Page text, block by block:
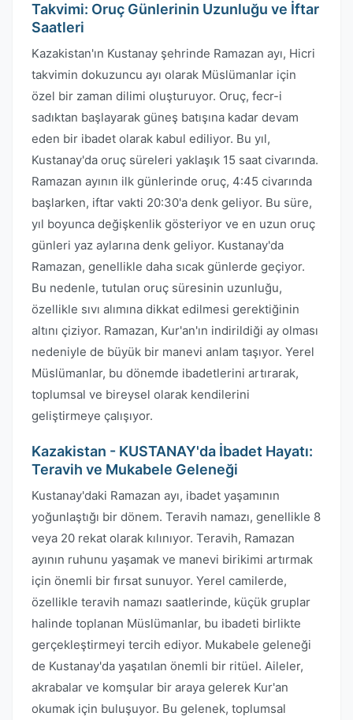
Takvimi: Oruç Günlerinin Uzunluğu ve İftar
Saatleri
Kazakistan'ın Kustanay şehrinde Ramazan ayı, Hicri
takvimin dokuzuncu ayı olarak Müslümanlar için
özel bir zaman dilimi oluşturuyor. Oruç, fecr-i
sadıktan başlayarak güneş batışına kadar devam
eden bir ibadet olarak kabul ediliyor. Bu yıl,
Kustanay'da oruç süreleri yaklaşık 15 saat civarında.
Ramazan ayının ilk günlerinde oruç, 4:45 civarında
başlarken, iftar vakti 20:30'a denk geliyor. Bu süre,
yıl boyunca değişkenlik gösteriyor ve en uzun oruç
günleri yaz aylarına denk geliyor. Kustanay'da
Ramazan, genellikle daha sıcak günlerde geçiyor.
Bu nedenle, tutulan oruç süresinin uzunluğu,
özellikle sıvı alımına dikkat edilmesi gerektiğinin
altını çiziyor. Ramazan, Kur'an'ın indirildiği ay olması
nedeniyle de büyük bir manevi anlam taşıyor. Yerel
Müslümanlar, bu dönemde ibadetlerini artırarak,
toplumsal ve bireysel olarak kendilerini
geliştirmeye çalışıyor.
Kazakistan - KUSTANAY'da İbadet Hayatı:
Teravih ve Mukabele Geleneği
Kustanay'daki Ramazan ayı, ibadet yaşamının
yoğunlaştığı bir dönem. Teravih namazı, genellikle 8
veya 20 rekat olarak kılınıyor. Teravih, Ramazan
ayının ruhunu yaşamak ve manevi birikimi artırmak
için önemli bir fırsat sunuyor. Yerel camilerde,
özellikle teravih namazı saatlerinde, küçük gruplar
halinde toplanan Müslümanlar, bu ibadeti birlikte
gerçekleştirmeyi tercih ediyor. Mukabele geleneği
de Kustanay'da yaşatılan önemli bir ritüel. Aileler,
akrabalar ve komşular bir araya gelerek Kur'an
okumak için buluşuyor. Bu gelenek, toplumsal